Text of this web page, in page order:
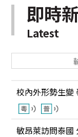
即時
Latest
校內外形勢生變
敏昂萊訪問泰國